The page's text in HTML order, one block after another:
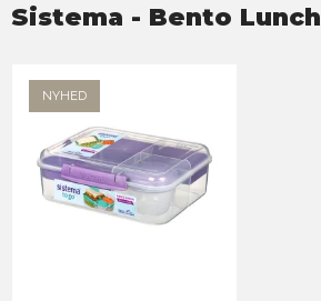
Sistema - Bento Lunch
NYHED